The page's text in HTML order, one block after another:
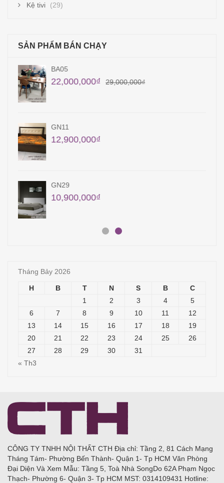
Kệ tivi
(29)
SẢN PHẨM BÁN CHẠY
KT10
9,450,000
QA12
22,400,000
QA15
18,000,000
Tháng Bảy 2026
H B T N S B
C
1
2 3 4
5
6
7 8 9 10 11
12
13
14 15 16 17 18
19
20
21 22 23 24 25
26
27
28 29 30
31
« Th3
CÔNG TY TNHH NỘI THẤT CTH Địa chỉ: Tầng 2, 81 Cách Mạng
Tháng Tám- Phường Bến Thành- Quận 1- Tp HCM Văn Phòng
Đại Diện Và Xem Mẫu: Tầng 5, Toà Nhà SongDo 62A Phạm Ngọc
Thạch- Phường 6- Quận 3- Tp HCM MST: 0314109431 Hotline: